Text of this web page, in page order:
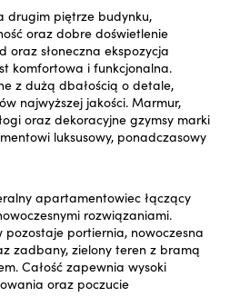
drugim piętrze budynku,
oraz dobre doświetlenie
oraz słoneczna ekspozycja
komfortowa i funkcjonalna.
z dużą dbałością o detale,
najwyższej jakości. Marmur,
oraz dekoracyjne gzymsy marki
luksusowy, ponadczasowy
apartamentowiec łączący
rozwiązaniami.
pozostaje portiernia, nowoczesna
zadbany, zielony teren z bramą
Całość zapewnia wysoki
oraz poczucie